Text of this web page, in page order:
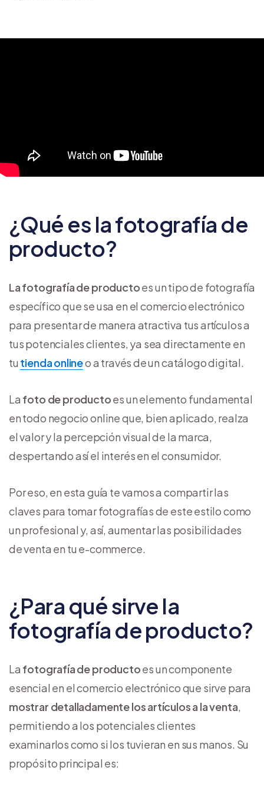
¿Qué es la fotografía de
producto?
La fotografía de productoes un tipo de fotografía
específico que se usa en el comercio electrónico
para presentar de manera atractiva tus artículos a
tus potenciales clientes, ya sea directamente en
tu tienda onlineo a través de un catálogo digital.
La foto de productoes un elemento fundamental
en todo negocio online que, bien aplicado, realza
el valor y la percepción visual de la marca,
despertando así el interés en el consumidor.
Por eso, en esta guía te vamos a compartir las
claves para tomar fotografías de este estilo como
un profesional y, así, aumentar las posibilidades
de venta en tu e-commerce.
¿Para qué sirve la
fotografía de producto?
La fotografía de productoes un componente
esencial en el comercio electrónico que sirve para
mostrar detalladamente los artículos a la venta,
permitiendo a los potenciales clientes
examinarlos como si los tuvieran en sus manos. Su
propósito principal es: